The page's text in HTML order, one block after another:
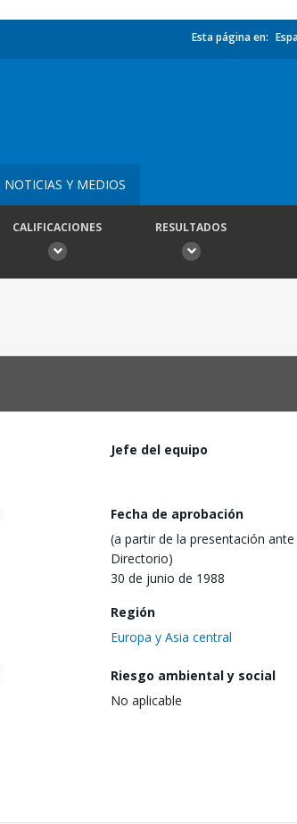
Esta página en:
NOTICIAS Y MEDIOS
CALIFICACIONES RESULTADOS
Jefe del equipo
Fecha de aprobación
(a partir de la presentación ante
Directorio)
30 de junio de 1988
Región
Europa y Asia central
Riesgo ambiental y social
No aplicable